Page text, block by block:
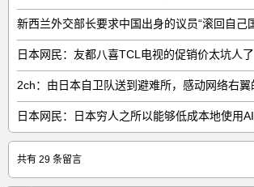
日本网民：友都八喜TCL电视的促销价太坑人了
共有 29 条留言